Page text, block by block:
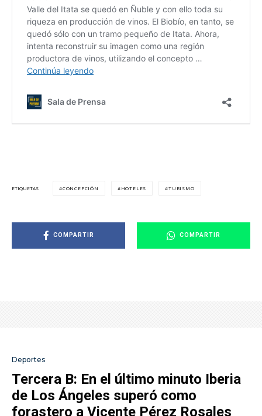
ETIQUETAS CONCEPCIÓN HOTELES TURISMO
COMPARTIR COMPARTIR
Deportes
Tercera B: En el último minuto Iberia
de Los Ángeles superó como
forastero a Vicente Pérez Rosales